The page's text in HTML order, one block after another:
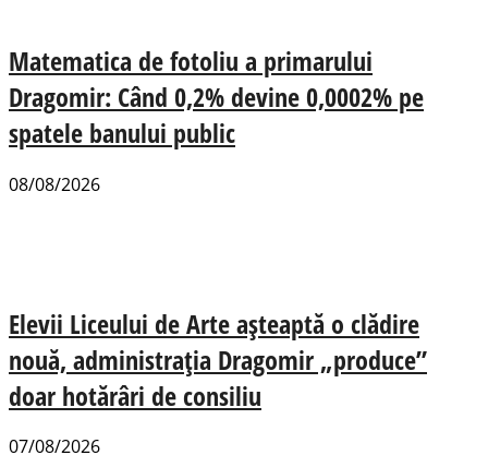
Matematica de fotoliu a primarului
Dragomir: Când 0,2% devine 0,0002% pe
spatele banului public
08/08/2026
Elevii Liceului de Arte așteaptă o clădire
nouă, administrația Dragomir „produce”
doar hotărâri de consiliu
07/08/2026